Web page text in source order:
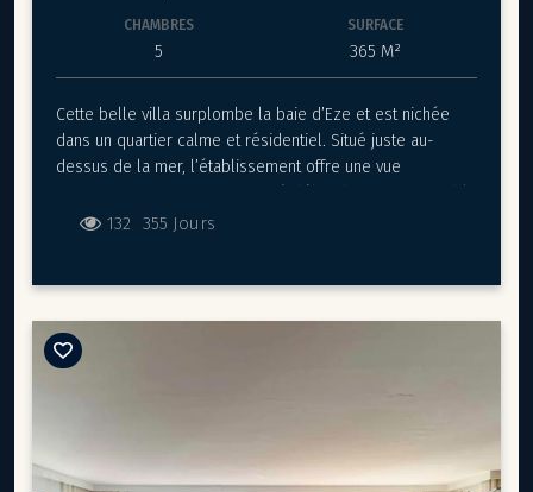
CHAMBRES
5
SURFACE
365 M²
Cette belle villa surplombe la baie d’Eze et est nichée
dans un quartier calme et résidentiel. Situé juste au-
dessus de la mer, l’établissement offre une vue
se fondre dans l’horizon. La villa se trouve à seulement 5
modernes et entièrement équipées, la propriété est une
base fantastique pour toute retraite sur la Côte d’Azur.
Chaque chambre et chaque salle de bain bénéficie de la
aérés et d’un style contemporain et de haute qualité.
permettant aux clients de se livrer à des repas en plein
air et de se divertir dans le cadre le plus idyllique.
132 355 Jours